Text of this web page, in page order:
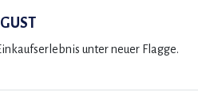
unter neuer Flagge.